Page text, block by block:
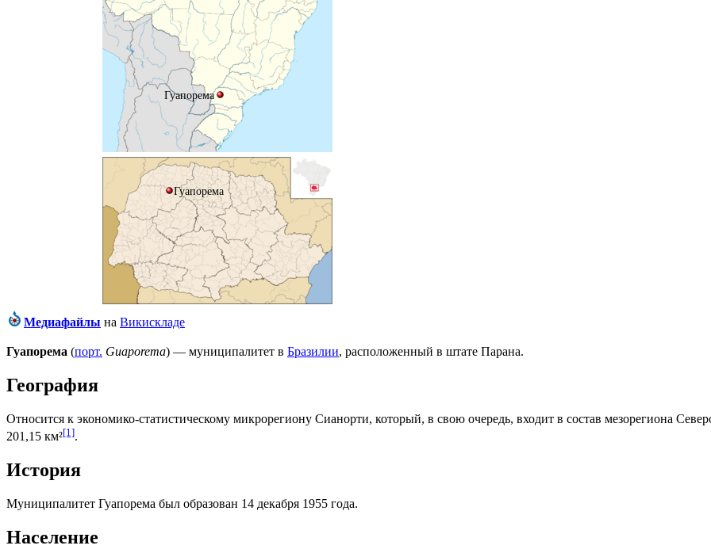
Гуапорема
Гуапорема
Медиафайлы на Викискладе
Гуапорема (порт. Guaporema) — муниципалитет в Бразилии, расположенный в штате Парана.
География
Относится к экономико-статистическому микрорегиону Сианорти, который, в свою очередь, входит в состав мезорегиона
201,15 км²[1].
История
Муниципалитет Гуапорема был образован 14 декабря 1955 года.
Население